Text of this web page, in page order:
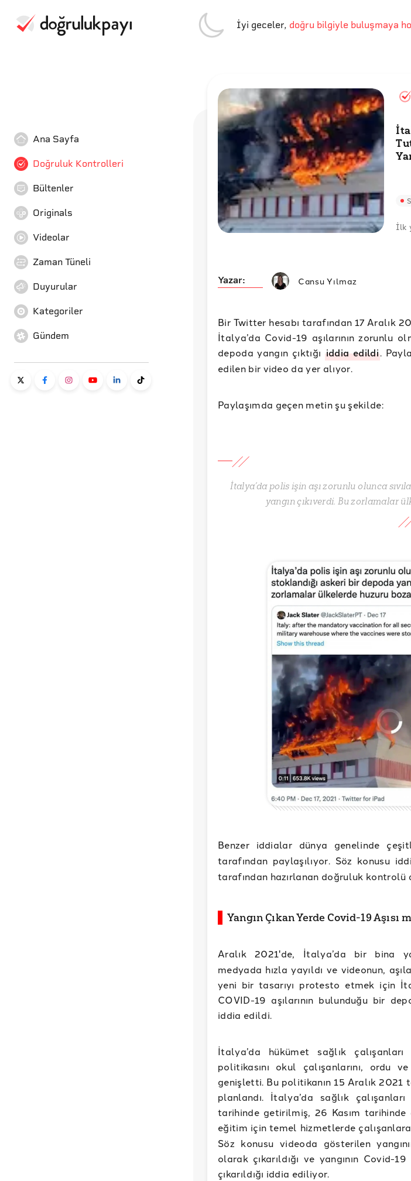
İyi geceler, doğru bilgiyle buluşmaya
Ana Sayfa
Doğruluk Kontrolleri
Bültenler
Originals
Videolar
Zaman Tüneli
Duyurular
Kategoriler
Gündem
İlk
Yazar: Cansu Yılmaz
Bir Twitter hesabı tarafından 17 Aralık
İtalya’da Covid-19 aşılarının zorunlu
depoda yangın çıktığı iddia edildi.
edilen bir video da yer alıyor.
Paylaşımda geçen metin şu şekilde:
İtalya’da polis işin aşı zorunlu olunca
yangın çıkıverdi. Bu zorlamalar
Benzer iddialar dünya genelinde
tarafından paylaşılıyor. Söz konusu
tarafından hazırlanan doğruluk kontrolü
Yangın Çıkan Yerde Covid-19 Aşısı
Aralık 2021'de, İtalya’da bir bina
medyada hızla yayıldı ve videonun,
yeni bir tasarıyı protesto etmek için
COVID-19 aşılarının bulunduğu bir
iddia edildi.
İtalya’da hükümet sağlık
politikasını okul çalışanlarını, ordu
genişletti. Bu politikanın 15 Aralık 2021
planlandı. İtalya’da sağlık
tarihinde getirilmiş, 26 Kasım
eğitim için temel hizmetlerde
Söz konusu videoda gösterilen
olarak çıkarıldığı ve yangının Covid-
çıkarıldığı iddia ediliyor.